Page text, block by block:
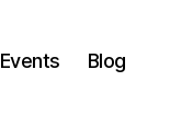
Events Blog